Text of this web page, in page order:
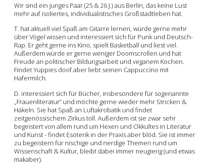
Wir sind ein junges Paar (25 & 26 J.) aus Berlin, das keine Lust
mehr auf isoliertes, individualistisches Großstadtleben hat.
T. hat aktuell viel Spaß am Gitarre lernen, würde gerne mehr
über Vögel wissen und interessiert sich für Punk und Deutsch-
Rap. Er geht gerne ins Kino, spielt Basketball und liest viel.
Außerdem würde er gerne weniger Doomscrollen und hat
Freude an politischer Bildungsarbeit und veganem Kochen.
Findet Yuppies doof aber liebt seinen Cappuccino mit
Hafermilch.
D. interessiert sich für Bücher, insbesondere für sogenannte
„Frauenliteratur“ und möchte gerne wieder mehr Stricken &
Häkeln. Sie hat Spaß an Luftakrobatik und findet
zeitgenössischem Zirkus toll. Außerdem ist sie zwar sehr
begeistert von allem rund um Hexen und Okkultes in Literatur
und Kunst - findet Esoterik in der Praxis aber blöd. Sie ist immer
zu begeistern für nischige und nerdige Themen rund um
Wissenschaft & Kultur, bleibt dabei immer neugierig (und etwas
makaber).